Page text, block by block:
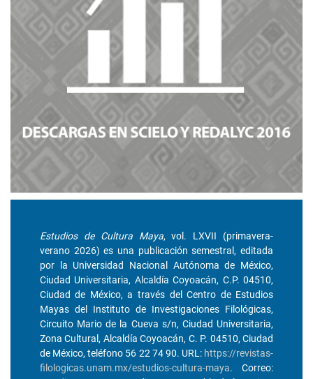
Estudios de Cultura Maya, vol. LXVII (primavera-
verano 2026) es una publicación semestral, editada
por la Universidad Nacional Autónoma de México,
Ciudad Universitaria, Alcaldía Coyoacán, C.P. 04510,
Ciudad de México, a través del Centro de Estudios
Mayas del Instituto de Investigaciones Filológicas,
Circuito Mario de la Cueva s/n, Ciudad Universitaria,
Zona Cultural, Alcaldía Coyoacán, C. P. 04510, Ciudad
de México, teléfono 56 22 74 90. URL: https://revistas-
filologicas.unam.mx/estudios-cultura-maya. Correo: